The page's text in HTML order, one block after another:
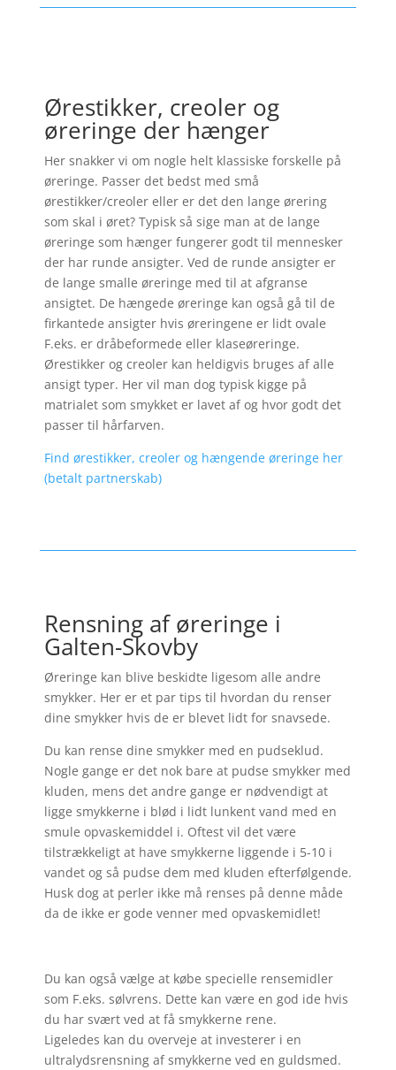
Ørestikker, creoler og
øreringe der hænger
Her snakker vi om nogle helt klassiske forskelle på
øreringe. Passer det bedst med små
ørestikker/creoler eller er det den lange ørering
som skal i øret? Typisk så sige man at de lange
øreringe som hænger fungerer godt til mennesker
der har runde ansigter. Ved de runde ansigter er
de lange smalle øreringe med til at afgranse
ansigtet. De hængede øreringe kan også gå til de
firkantede ansigter hvis øreringene er lidt ovale
F.eks. er dråbeformede eller klaseøreringe.
Ørestikker og creoler kan heldigvis bruges af alle
ansigt typer. Her vil man dog typisk kigge på
matrialet som smykket er lavet af og hvor godt det
passer til hårfarven.
Find ørestikker, creoler og hængende øreringe her
(betalt partnerskab)
Rensning af øreringe i
Galten-Skovby
Øreringe kan blive beskidte ligesom alle andre
smykker. Her er et par tips til hvordan du renser
dine smykker hvis de er blevet lidt for snavsede.
Du kan rense dine smykker med en pudseklud.
Nogle gange er det nok bare at pudse smykker med
kluden, mens det andre gange er nødvendigt at
ligge smykkerne i blød i lidt lunkent vand med en
smule opvaskemiddel i. Oftest vil det være
tilstrækkeligt at have smykkerne liggende i 5-10 i
vandet og så pudse dem med kluden efterfølgende.
Husk dog at perler ikke må renses på denne måde
da de ikke er gode venner med opvaskemidlet!
Du kan også vælge at købe specielle rensemidler
som F.eks. sølvrens. Dette kan være en god ide hvis
du har svært ved at få smykkerne rene.
Ligeledes kan du overveje at investerer i en
ultralydsrensning af smykkerne ved en guldsmed.